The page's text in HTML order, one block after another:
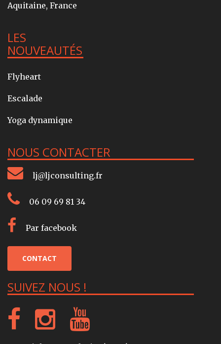
Aquitaine, France
LES
NOUVEAUTÉS
Flyheart
Escalade
Yoga dynamique
NOUS CONTACTER
lj@ljconsulting.fr
06 09 69 81 34
Par facebook
CONTACT
SUIVEZ NOUS !